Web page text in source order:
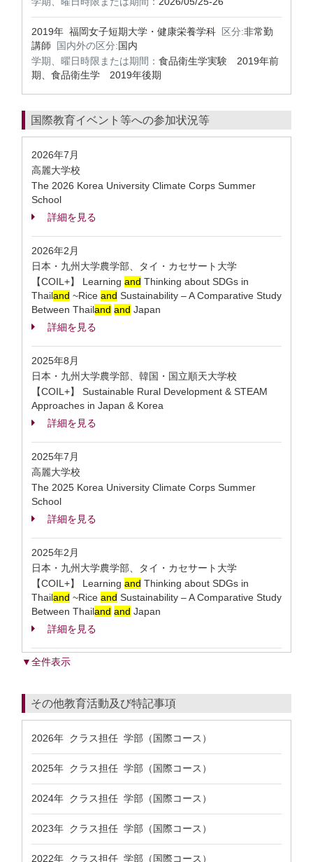
2019年 福岡女子短期大学・健康栄養学科 区分:非常勤
講師
国内外の区分:国内
学期、曜日時限または期間： 食品衛生学実験 2019年前
期、食品衛生学 2019年後期
国際教育イベント等への参加状況等
2026年7月
高麗大学校
The 2026 Korea University Climate Corps Summer
School
詳細を見る
2026年2月
日本・九州大学農学部、タイ・カセサート大学
【COIL+】 Learning and Thinking about SDGs in
Thailand ~Rice and Sustainability – A Comparative Study
Between Thailand and Japan
詳細を見る
2025年8月
日本・九州大学農学部、韓国・国立順天大学校
【COIL+】 Sustainable Rural Development & STEAM
Approaches in Japan & Korea
詳細を見る
2025年7月
高麗大学校
The 2025 Korea University Climate Corps Summer
School
詳細を見る
2025年2月
日本・九州大学農学部、タイ・カセサート大学
【COIL+】 Learning and Thinking about SDGs in
Thailand ~Rice and Sustainability – A Comparative Study
Between Thailand and Japan
詳細を見る
▼全件表示
その他教育活動及び特記事項
2026年 クラス担任 学部（国際コース）
2025年 クラス担任 学部（国際コース）
2024年 クラス担任 学部（国際コース）
2023年 クラス担任 学部（国際コース）
2022年 クラス担任 学部（国際コース）